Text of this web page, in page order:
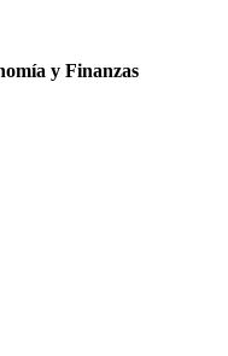
y Finanzas